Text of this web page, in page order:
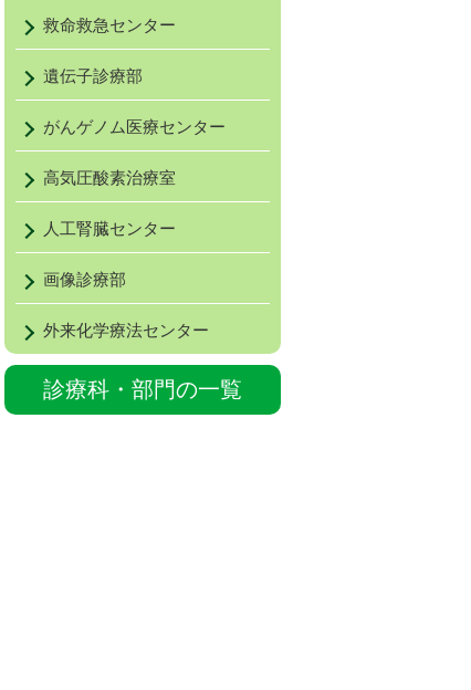
救命救急センター
遺伝子診療部
がんゲノム医療センター
高気圧酸素治療室
人工腎臓センター
画像診療部
外来化学療法センター
診療科・部門の一覧